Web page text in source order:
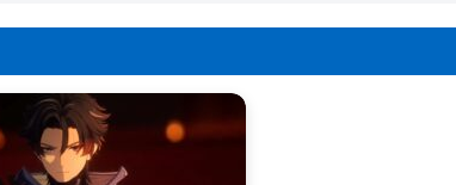
ールの家』みたいな奴の中で過ごしてねー...
いクエスト始まる時に併用してほし...
やってますか